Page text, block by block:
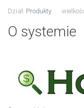
Dział: Produkty
O systemie